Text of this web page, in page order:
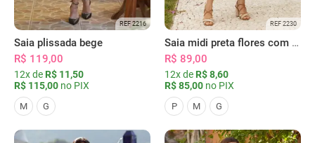
REF 2216
Saia plissada bege
R$ 119,00
12x de R$ 11,50
R$ 115,00 no PIX
M G
REF 2230
Saia midi preta flores com bolsos
R$ 89,00
12x de R$ 8,60
R$ 85,00 no PIX
P M G